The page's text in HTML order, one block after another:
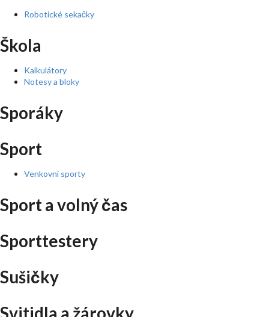
Robotické sekačky
Škola
Kalkulátory
Notesy a bloky
Sporáky
Sport
Venkovní sporty
Sport a volný čas
Sporttestery
Sušičky
Svitidla a žárovky